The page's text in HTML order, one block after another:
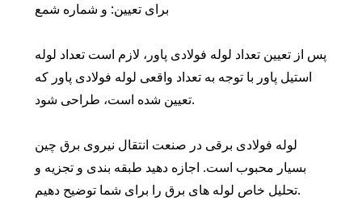
پس از تعیین تعداد لوله فولادی پاور، لازم است تعداد لوله
استیل پاور با توجه به تعداد واقعی لوله فولادی پاور که
تعیین شده است، طراحی شود.
لوله فولادی برقی در صنعت انتقال نیروی برق چین
بسیار محبوب است. اجازه دهید طبقه بندی و تجزیه و
تحلیل خاص لوله های برق را برای شما توضیح دهیم.